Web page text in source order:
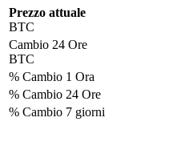
Prezzo attuale
BTC
Cambio 24 Ore
BTC
% Cambio 1 Ora
% Cambio 24 Ore
% Cambio 7 giorni